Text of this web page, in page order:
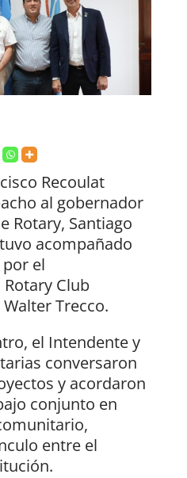
Recoulat
al gobernador
Rotary, Santiago
acompañado
el
Club
Trecco.
el Intendente y
conversaron
y acordaron
conjunto en
entre el